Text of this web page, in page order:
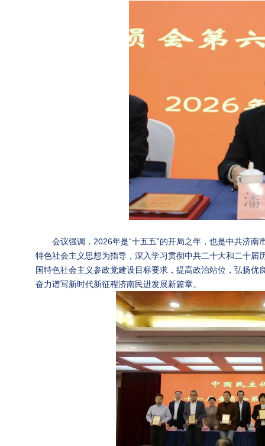
会议强调，2026年是“十五五”的开局之年，也是中共济
特色社会主义思想为指导，深入学习贯彻中共二十大和二十
国特色社会主义参政党建设目标要求，提高政治站位，弘扬
奋力谱写新时代新征程济南民进发展新篇章。